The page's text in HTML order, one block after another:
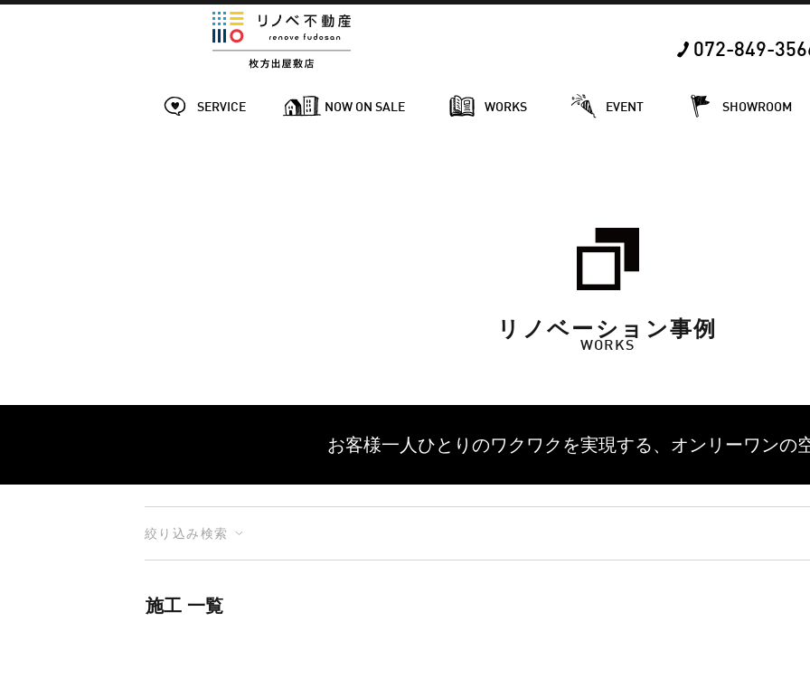
072-849-
SERVICE NOW ON SALE WORKS EVENT SHOWROOM
リノベーション事例
WORKS
お客様一人ひとりのワクワクを実現する、 オンリーワンの
絞り込み検索
施工 一覧